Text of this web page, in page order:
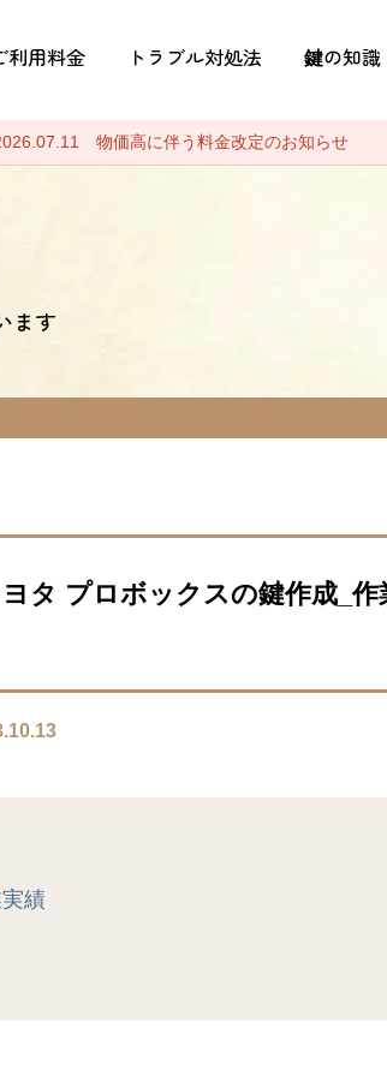
利用料金 トラブル対処法 鍵の知識
物価高に伴う料金改定のお知らせ
ます
タ プロボックスの鍵作成_作
績